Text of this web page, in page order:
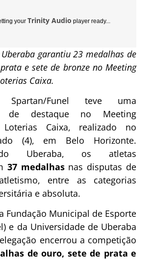
your Trinity Audio player ready...
Uberaba garantiu 23 medalhas de
e sete de bronze no Meeting
Caixa.
Funel teve uma
de destaque no Meeting
Loterias Caixa, realizado no
(4), em Belo Horizonte.
Uberaba, os atletas
37 medalhasnas disputas de
entre as categorias
e absoluta.
Fundação Municipal de Esporte
e da Universidade de Uberaba
encerrou a competição
de ouro, sete de prata e